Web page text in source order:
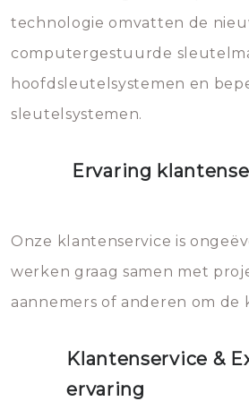
vermijden.
technologie omvatten de
computergestuurde
hoofdsleutelsystemen en
sleutelsystemen.
Ervaring
Onze klantenservice is
werken graag samen met
aannemers of anderen om de
Klantenservice &
ervaring